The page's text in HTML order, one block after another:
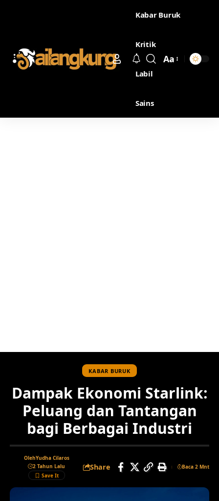
Kabar Buruk
Kritik
Labil
Sains
Aa
KABAR BURUK
Dampak Ekonomi Starlink:
Peluang dan Tantangan
bagi Berbagai Industri
OlehYudha Cilaros
2 Tahun Lalu
Share Baca 2 Mnt